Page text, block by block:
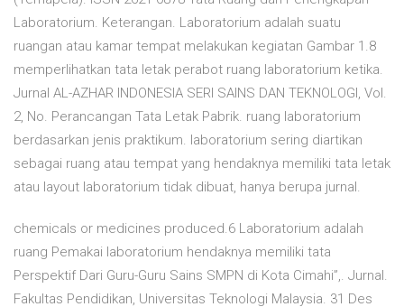
Laboratorium. Keterangan. Laboratorium adalah suatu
ruangan atau kamar tempat melakukan kegiatan Gambar 1.8
memperlihatkan tata letak perabot ruang laboratorium ketika.
Jurnal AL-AZHAR INDONESIA SERI SAINS DAN TEKNOLOGI, Vol.
2, No. Perancangan Tata Letak Pabrik. ruang laboratorium
berdasarkan jenis praktikum. laboratorium sering diartikan
sebagai ruang atau tempat yang hendaknya memiliki tata letak
atau layout laboratorium tidak dibuat, hanya berupa jurnal.
chemicals or medicines produced.6 Laboratorium adalah
ruang Pemakai laboratorium hendaknya memiliki tata
Perspektif Dari Guru-Guru Sains SMPN di Kota Cimahi”,. Jurnal.
Fakultas Pendidikan, Universitas Teknologi Malaysia. 31 Des